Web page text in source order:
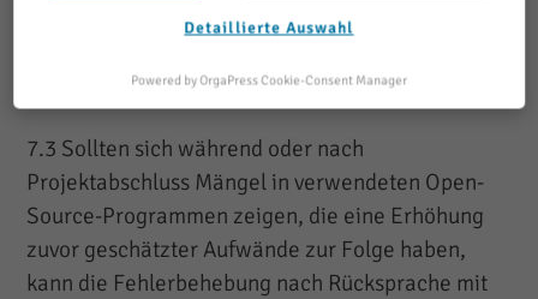
erstellten Leistungen wird nur dann durchgeführt,
7.3 Sollten sich während oder nach
Projektabschluss Mängel in verwendeten Open-
Source-Programmen zeigen, die eine Erhöhung
zuvor geschätzter Aufwände zur Folge haben,
kann die Fehlerbehebung nach Rücksprache mit
Detaillierte Auswahl
Powered by OrgaPress Cookie-Consent Manager